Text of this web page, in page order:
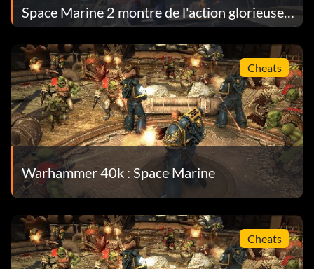
Space Marine 2 montre de l'action glorieuse
et schlocky
Cheats
Warhammer 40k : Space Marine
Cheats